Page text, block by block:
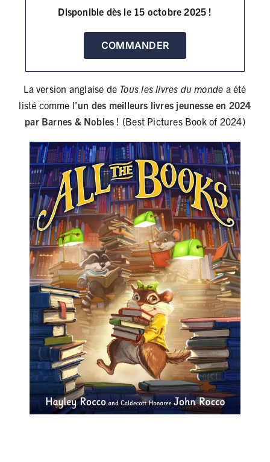
Disponible dès le 15 octobre 2025 !
COMMANDER
La version anglaise de Tous les livres du monde a été
listé comme l’un des meilleurs livres jeunesse en 2024
par Barnes & Nobles ! (Best Pictures Book of 2024)